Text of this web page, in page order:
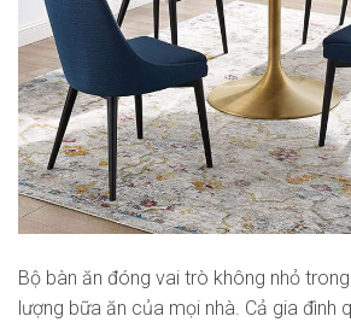
Bộ bàn ăn đóng vai trò không nhỏ
lượng bữa ăn của mọi nhà. Cả gia đình